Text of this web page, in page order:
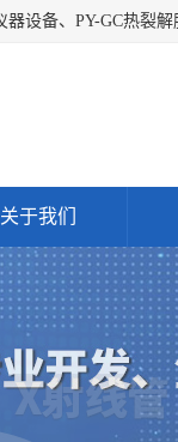
关于我们